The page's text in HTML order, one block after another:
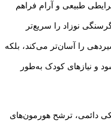
طبیعی و آرام فراهم
نوزاد را سریع‌تر
را آسان‌تر می‌کند، بلکه
و نیازهای کودک به‌طور
دائمی، ترشح هورمون‌های